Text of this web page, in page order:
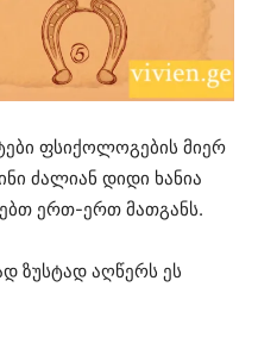
ფსიქოლოგების მიერ
ძალიან დიდი ხანია
ერთ-ერთ მათგანს.
ზუსტად აღწერს ეს